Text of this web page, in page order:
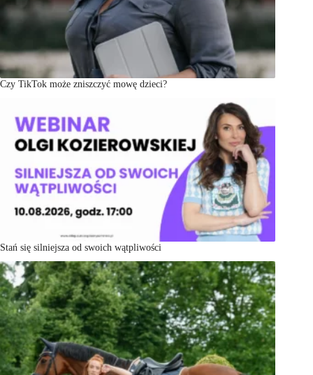
Czy TikTok może zniszczyć mowę dzieci?
Stań się silniejsza od swoich wątpliwości